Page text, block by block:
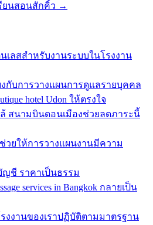
ยนสอนสักคิ้ว →
เลสสำหรับงานระบบในโรงงาน
กับการวางแผนการดูแลรายบุคคล
hotel Udon ให้ตรงใจ
สนามบินดอนเมืองช่วยลดภาระนี้
วยให้การวางแผนงานมีความ
ชี ราคาเป็นธรรม
services in Bangkok กลายเป็น
งงานของเราปฏิบัติตามมาตรฐาน